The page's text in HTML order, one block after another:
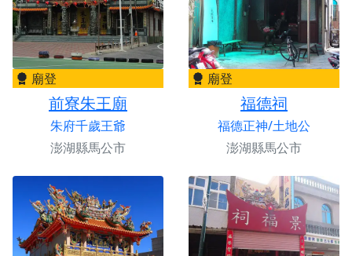
廟登
前寮朱王廟
朱府千歲王爺
澎湖縣馬公市
廟登
福德祠
福德正神/土地公
澎湖縣馬公市